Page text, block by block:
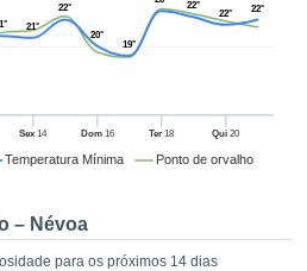
Temperatura Mínima Ponto de orvalho
Sex 14 Dom16 Ter 18 Qui 20
21°
22°
20°
19°
22°
22° 22°
– Névoa
para os próximos 14 dias